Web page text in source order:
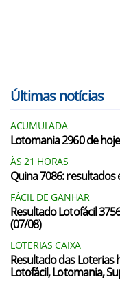
Últimas notícias
ACUMULADA
Lotomania 2960 de
ÀS 21 HORAS
Quina 7086: resultados
FÁCIL DE GANHAR
Resultado Lotofácil
(07/08)
LOTERIAS CAIXA
Resultado das Loterias
Lotofácil, Lotomania,